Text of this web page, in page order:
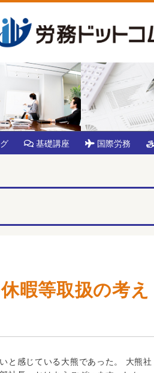
基礎講座 国際労務
暇等取扱の考え
と感じている大熊であった。 大熊社